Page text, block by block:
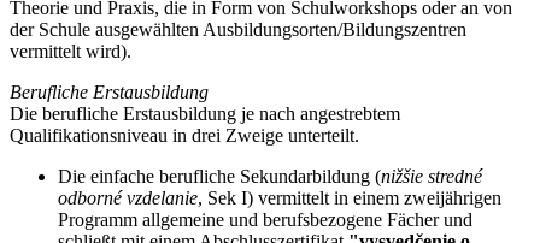
Theorie und Praxis, die in Form von Schulworkshops oder an von
der Schule ausgewählten Ausbildungsorten/Bildungszentren
vermittelt wird).
Berufliche Erstausbildung
Die berufliche Erstausbildung je nach angestrebtem
Qualifikationsniveau in drei Zweige unterteilt.
Die einfache berufliche Sekundarbildung (nižšie stredné
odborné vzdelanie, Sek I) vermittelt in einem zweijährigen
Programm allgemeine und berufsbezogene Fächer und